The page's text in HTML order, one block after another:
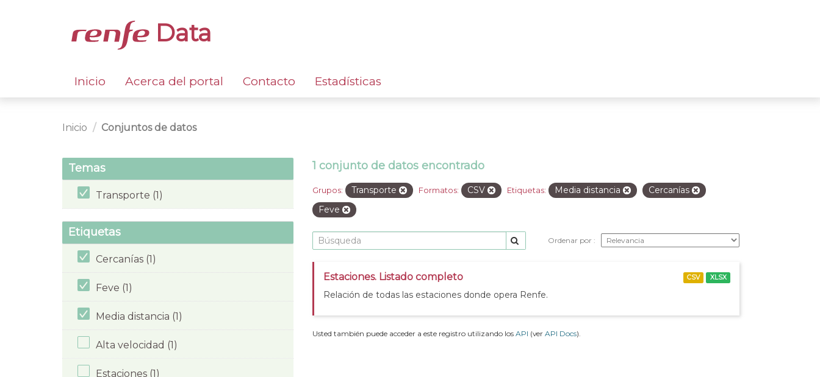
Data
Inicio Acerca del portal Contacto Estadísticas
Inicio Conjuntos de datos
Temas
Transporte (1)
Etiquetas
Cercanías (1)
Feve (1)
Media distancia (1)
Alta velocidad (1)
Estaciones (1)
1 conjunto de datos encontrado
Grupos: Transporte Formatos: CSV Etiquetas: Media distancia
Cercanías
Feve
Ordenar por
Estaciones. Listado completo
Relación de todas las estaciones donde opera Renfe.
CSV XLSX
Usted también puede acceder a este registro utilizando los API (ver API Docs).